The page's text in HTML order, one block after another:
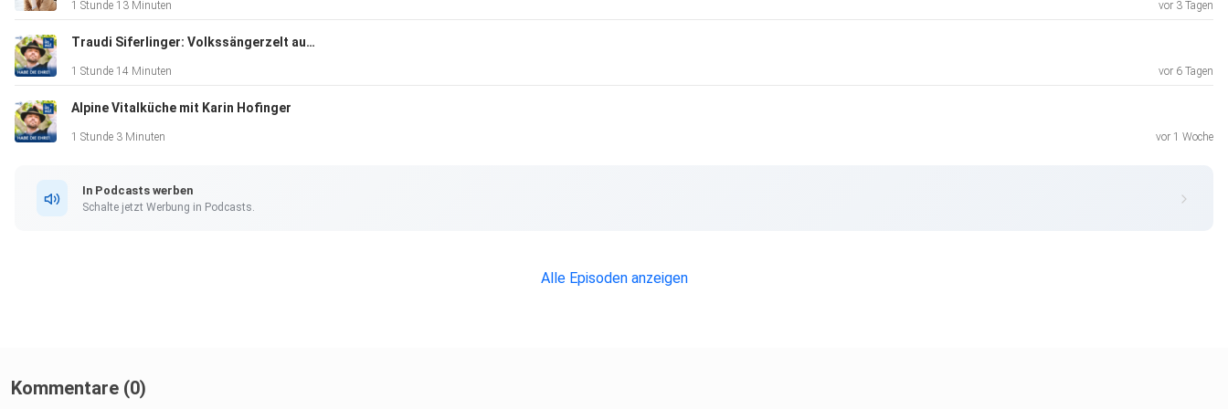
1 Stunde 13 Minuten vor 3 Tagen
Traudi Siferlinger: Volkssängerzelt auf der Oiden Wiesn
1 Stunde 14 Minuten vor 6 Tagen
Alpine Vitalküche mit Karin Hofinger
1 Stunde 3 Minuten vor 1 Woche
In Podcasts werben
Schalte jetzt Werbung in Podcasts.
Alle Episoden anzeigen
Kommentare (0)